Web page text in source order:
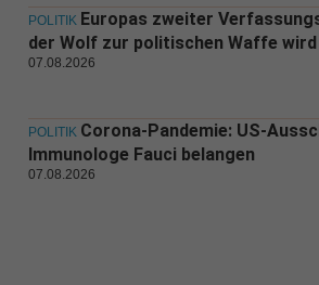
POLITIK Europas zweiter
der Wolf zur politischen Waffe wird
07.08.2026
POLITIK Corona-Pandemie: US-
Immunologe Fauci belangen
07.08.2026